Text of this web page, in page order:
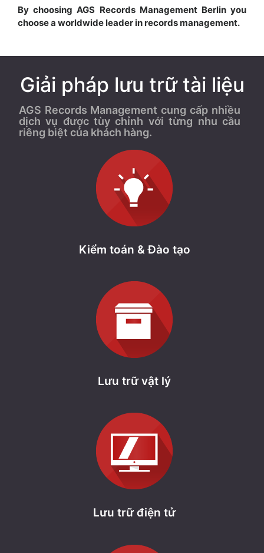
By choosing AGS Records Management Berlin you
choose a worldwide leader in records management.
Giải pháp lưu trữ tài liệu
AGS Records Management cung cấp nhiều
dịch vụ được tùy chỉnh với từng nhu cầu
riêng biệt của khách hàng.
Kiểm toán & Đào tạo
Lưu trữ vật lý
Lưu trữ điện tử